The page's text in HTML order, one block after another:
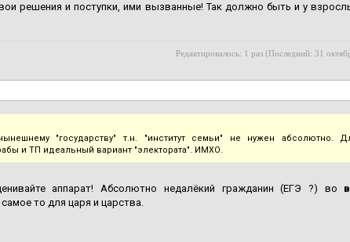
решения и поступки, ими вызванные! Так должно быть и у
Редактировалось: 1 раз (Последний: 31
"государству" т.н. "институт семьи" не нужен абсолютно.
и ТП идеальный вариант "электората". ИМХО.
аппарат! Абсолютно недалёкий гражданин (ЕГЭ ?) во
то для царя и царства.